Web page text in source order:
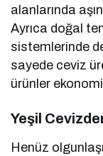
alanlarında
Ayrıca doğal
sistemlerinde
sayede ceviz
ürünler
Yeşil
Henüz